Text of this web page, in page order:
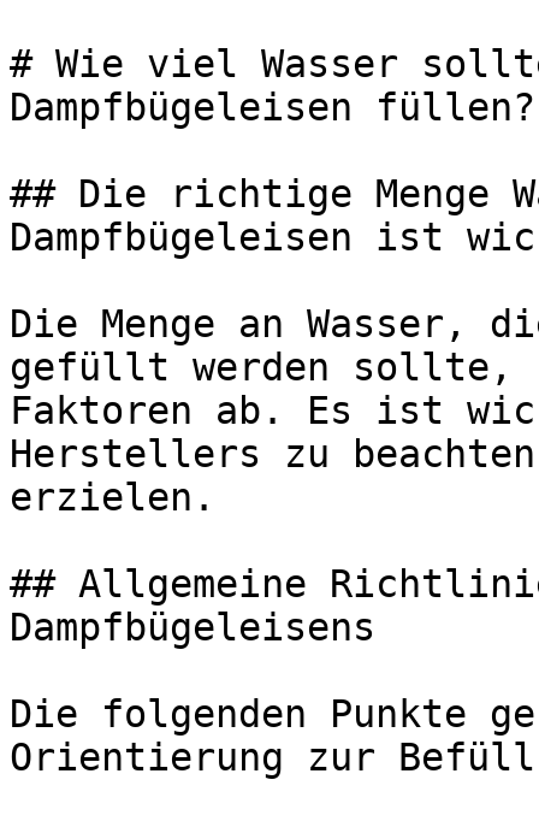
# Wie viel Wasser
Dampfbügeleisen füllen?
## Die richtige Menge
Dampfbügeleisen ist
Die Menge an Wasser,
gefüllt werden sollte,
Faktoren ab. Es ist
Herstellers zu
erzielen.
## Allgemeine
Dampfbügeleisens
Die folgenden Punkte
Orientierung zur